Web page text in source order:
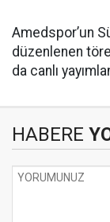
Amedspor’un
düzenlenen
da canlı
HABERE